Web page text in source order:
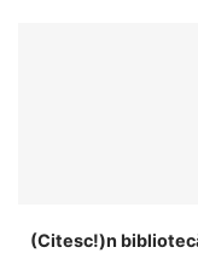
(Citesc!)n